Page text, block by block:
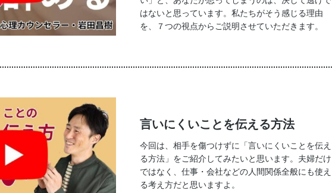
はないと思っています。私たちがそう感じる理由
を、７つの視点からご説明させていただきます。
言いにくいことを伝える方法
今回は、相手を傷つけずに「言いにくいことを伝え
る方法」をご紹介してみたいと思います。夫婦だけ
ではなく、仕事・会社などの人間関係全般にも使え
る考え方だと思いますよ。